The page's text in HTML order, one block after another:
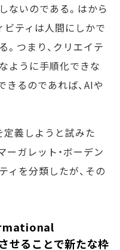
ないのである。はから
ビティは人間にしかで
。つまり、クリエイテ
ように手順化できな
きるのであれば、AIや
定義しようと試みた
ーガレット・ボーデン
ィを分類したが、その
せることで新たな枠